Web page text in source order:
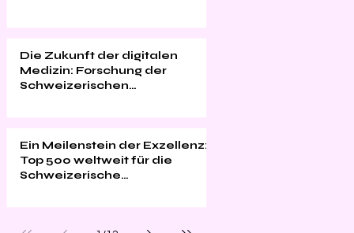
Die Zukunft der digitalen
Medizin: Forschung der
Schweizerischen
Ein Meilenstein der Exzellenz:
Top 500 weltweit für die
Schweizerische